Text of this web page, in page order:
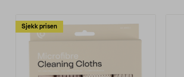
Sjekk prisen